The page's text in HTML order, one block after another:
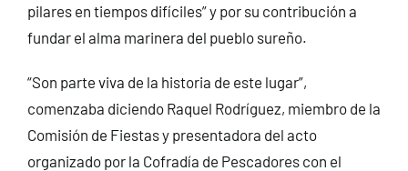
pilares en tiempos difíciles” y por su contribución a
fundar el alma marinera del pueblo sureño.
“Son parte viva de la historia de este lugar”,
comenzaba diciendo Raquel Rodríguez, miembro de la
Comisión de Fiestas y presentadora del acto
organizado por la Cofradía de Pescadores con el